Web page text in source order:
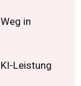
in
Leistung